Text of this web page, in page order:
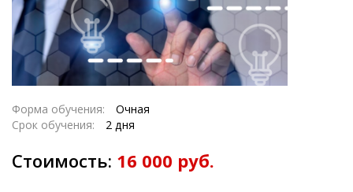
Форма обучения:
Очная
Срок обучения:
2 дня
Стоимость: 16 000 руб.